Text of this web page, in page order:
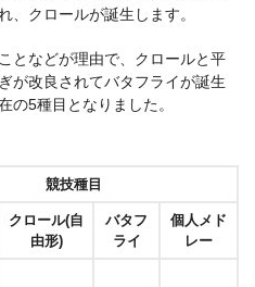
、クロールが誕生します。
となどが理由で、クロールと平
が改良されてバタフライが誕生
の5種目となりました。
競技種目
クロール(自
由形)
バタフ
ライ
個人メド
レー